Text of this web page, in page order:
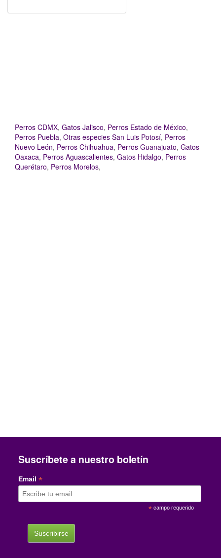
Perros CDMX, Gatos Jalisco, Perros Estado de México,
Perros Puebla, Otras especies San Luis Potosí, Perros
Nuevo León, Perros Chihuahua, Perros Guanajuato, Gatos
Oaxaca, Perros Aguascalientes, Gatos Hidalgo, Perros
Querétaro, Perros Morelos,
Suscríbete a nuestro boletín
Email *
*campo requerido